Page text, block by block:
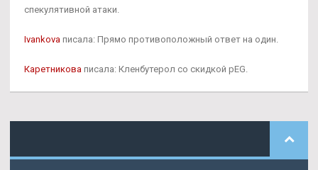
спекулятивной атаки.
Ivankova писала: Прямо противоположный ответ на один.
Каретникова писала: Кленбутерол со скидкой pEG.